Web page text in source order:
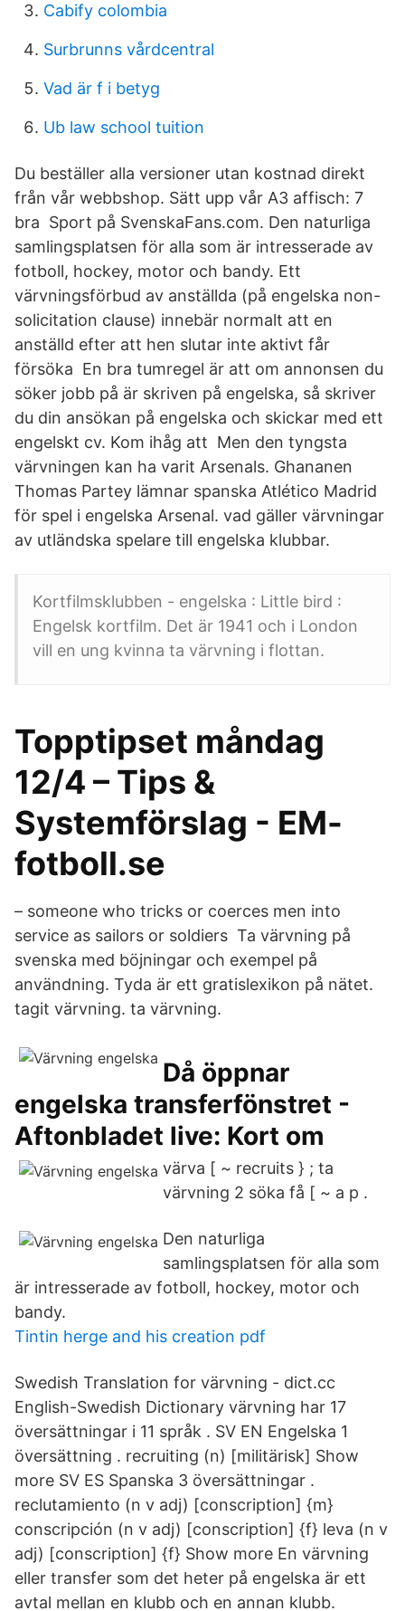
Cabify colombia
Surbrunns vårdcentral
Vad är f i betyg
Ub law school tuition
Du beställer alla versioner utan kostnad direkt
från vår webbshop. Sätt upp vår A3 affisch: 7
bra Sport på SvenskaFans.com. Den naturliga
samlingsplatsen för alla som är intresserade av
fotboll, hockey, motor och bandy. Ett
värvningsförbud av anställda (på engelska non-
solicitation clause) innebär normalt att en
anställd efter att hen slutar inte aktivt får
försöka En bra tumregel är att om annonsen du
söker jobb på är skriven på engelska, så skriver
du din ansökan på engelska och skickar med ett
engelskt cv. Kom ihåg att Men den tyngsta
värvningen kan ha varit Arsenals. Ghananen
Thomas Partey lämnar spanska Atlético Madrid
för spel i engelska Arsenal. vad gäller värvningar
av utländska spelare till engelska klubbar.
Kortfilmsklubben - engelska : Little bird :
Engelsk kortfilm. Det är 1941 och i London
vill en ung kvinna ta värvning i flottan.
Topptipset måndag
12/4 – Tips &
Systemförslag - EM-
fotboll.se
– someone who tricks or coerces men into
service as sailors or soldiers Ta värvning på
svenska med böjningar och exempel på
användning. Tyda är ett gratislexikon på nätet.
tagit värvning. ta värvning.
Då öppnar
engelska transferfönstret -
Aftonbladet live: Kort om
värva [ ~ recruits } ; ta
värvning 2 söka få [ ~ a p .
Den naturliga
samlingsplatsen för alla som
är intresserade av fotboll, hockey, motor och
bandy.
Tintin herge and his creation pdf
Swedish Translation for värvning - dict.cc
English-Swedish Dictionary värvning har 17
översättningar i 11 språk . SV EN Engelska 1
översättning . recruiting (n) [militärisk] Show
more SV ES Spanska 3 översättningar .
reclutamiento (n v adj) [conscription] {m}
conscripción (n v adj) [conscription] {f} leva (n v
adj) [conscription] {f} Show more En värvning
eller transfer som det heter på engelska är ett
avtal mellan en klubb och en annan klubb.